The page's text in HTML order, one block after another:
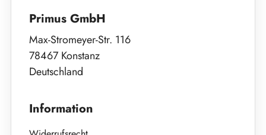
Primus GmbH
Max-Stromeyer-Str. 116
78467 Konstanz
Deutschland
Information